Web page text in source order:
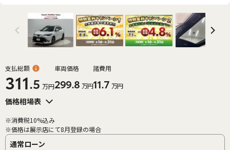
支払総額
311.5 万円
車両価格
299.8 万円
諸費用
11.7 万円
価格相場表
※消費税10%込み
※価格は展示店にて8月登録の場合
通常ローン